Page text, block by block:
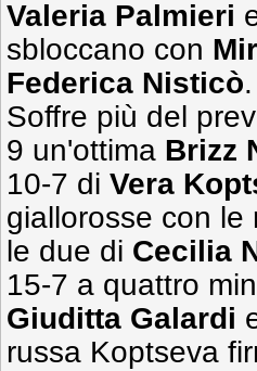
Valeria Palmieri
sbloccano con
Federica Nisticò.
Soffre più del
9 un'ottima Brizz
10-7 di Vera
giallorosse con
le due di Cecilia
15-7 a quattro
Giuditta Galardi
russa Koptseva